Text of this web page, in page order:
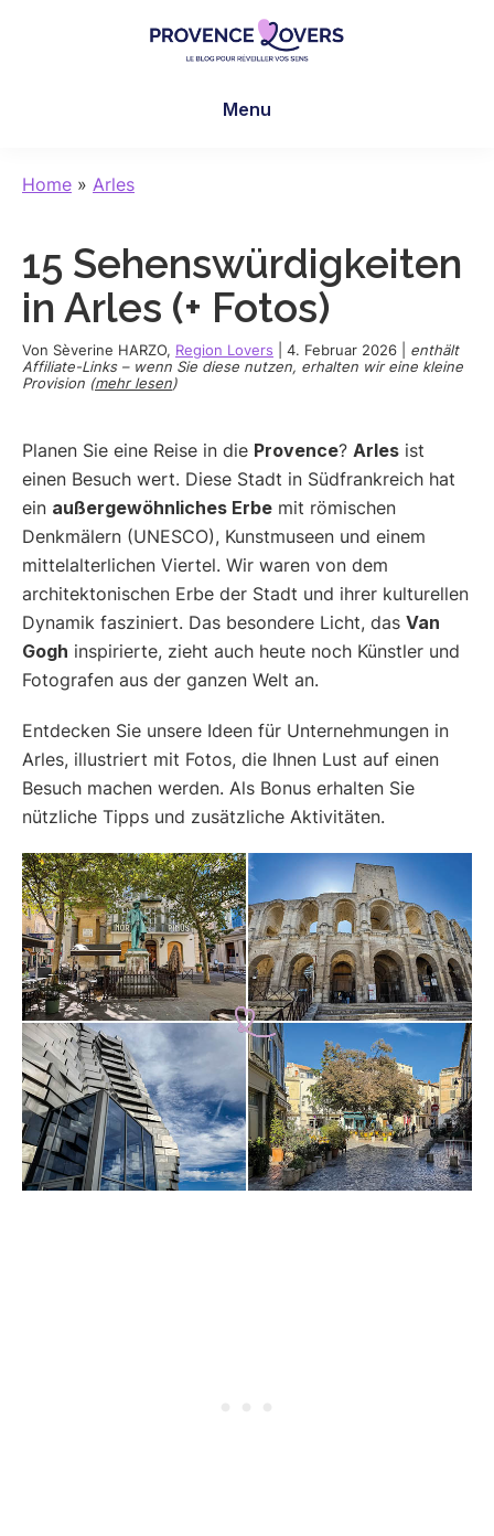
zu
wecken
-
Le
blog
et
Manu
Menu
Home » Arles
15 Sehenswürdigkeiten
in Arles (+ Fotos)
Von Sèverine HARZO, Region Lovers 4. Februar 2026
enthält
Affiliate-Links – wenn Sie diese nutzen, erhalten wir eine kleine
Provision (mehr lesen)
Planen Sie eine Reise in die Provence? Arles ist
einen Besuch wert. Diese Stadt in Südfrankreich hat
ein außergewöhnliches Erbe mit römischen
Denkmälern (UNESCO), Kunstmuseen und einem
mittelalterlichen Viertel. Wir waren von dem
architektonischen Erbe der Stadt und ihrer kulturellen
Dynamik fasziniert. Das besondere Licht, das Van
Gogh inspirierte, zieht auch heute noch Künstler und
Fotografen aus der ganzen Welt an.
Entdecken Sie unsere Ideen für Unternehmungen in
Arles, illustriert mit Fotos, die Ihnen Lust auf einen
Besuch machen werden. Als Bonus erhalten Sie
nützliche Tipps und zusätzliche Aktivitäten.